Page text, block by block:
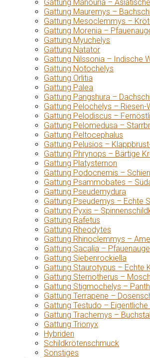
Gattung Manouria –
Gattung Mauremys –
Gattung Mesoclemmys –
Gattung Morenia –
Gattung Myuchelys
Gattung Natator
Gattung Nilssonia – Indische
Gattung Notochelys
Gattung Orlitia
Gattung Palea
Gattung Pangshura –
Gattung Pelochelys – Riesen-
Gattung Pelodiscus –
Gattung Pelomedusa –
Gattung Peltocephalus
Gattung Pelusios –
Gattung Phrynops – Bärtige
Gattung Platysternon
Gattung Podocnemis –
Gattung Psammobates –
Gattung Pseudemydura
Gattung Pseudemys – Echte
Gattung Pyxis –
Gattung Rafetus
Gattung Rheodytes
Gattung Rhinoclemmys –
Gattung Sacalia –
Gattung Siebenrockiella
Gattung Staurotypus – Echte
Gattung Sternotherus –
Gattung Stigmochelys –
Gattung Terrapene –
Gattung Testudo –
Gattung Trachemys –
Gattung Trionyx
Hybriden
Schildkrötenschmuck
Sonstiges